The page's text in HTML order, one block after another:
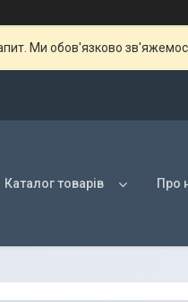
Ми обов'язково
Каталог товарів Про